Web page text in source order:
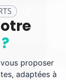
proposer
adaptées à